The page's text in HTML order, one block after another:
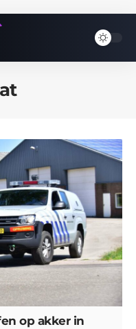
op akker in